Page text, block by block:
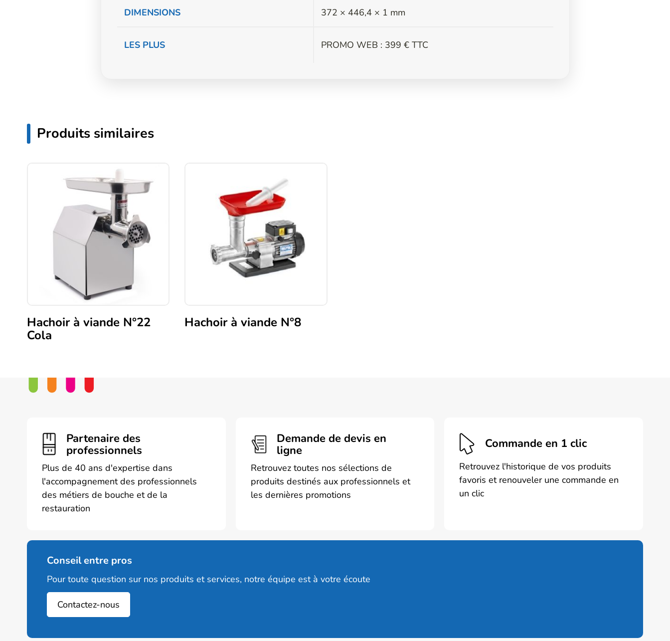
DIMENSIONS 372 × 446,4 × 1 mm
LES PLUS PROMO WEB : 399 € TTC
Produits similaires
Hachoir à viande N°22
Cola
Hachoir à viande N°8
Partenaire des
professionnels
Plus de 40 ans d'expertise dans
l'accompagnement des professionnels
des métiers de bouche et de la
restauration
Demande de devis en
ligne
Retrouvez toutes nos sélections de
produits destinés aux professionnels et
les dernières promotions
Commande en 1 clic
Retrouvez l'historique de vos produits
favoris et renouveler une commande en
un clic
Conseil entre pros
Pour toute question sur nos produits et services, notre équipe est à votre écoute
Contactez-nous